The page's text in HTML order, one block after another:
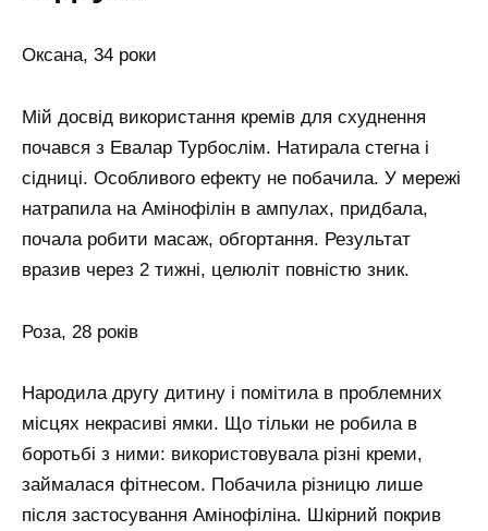
Оксана, 34 роки
Мій досвід використання кремів для схуднення
почався з Евалар Турбослім. Натирала стегна і
сідниці. Особливого ефекту не побачила. У мережі
натрапила на Амінофілін в ампулах, придбала,
почала робити масаж, обгортання. Результат
вразив через 2 тижні, целюліт повністю зник.
Роза, 28 років
Народила другу дитину і помітила в проблемних
місцях некрасиві ямки. Що тільки не робила в
боротьбі з ними: використовувала різні креми,
займалася фітнесом. Побачила різницю лише
після застосування Амінофіліна. Шкірний покрив